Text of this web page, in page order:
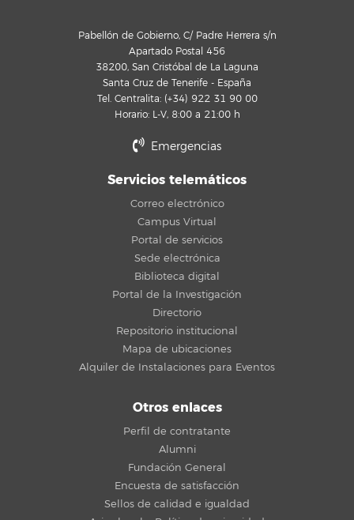
Pabellón de Gobierno, C/ Padre Herrera s/n
Apartado Postal 456
38200, San Cristóbal de La Laguna
Santa Cruz de Tenerife - España
Tel. Centralita: (+34) 922 31 90 00
Horario: L-V, 8:00 a 21:00 h
Emergencias
Servicios telemáticos
Correo electrónico
Campus Virtual
Portal de servicios
Sede electrónica
Biblioteca digital
Portal de la Investigación
Directorio
Repositorio institucional
Mapa de ubicaciones
Alquiler de Instalaciones para Eventos
Otros enlaces
Perfil de contratante
Alumni
Fundación General
Encuesta de satisfacción
Sellos de calidad e igualdad